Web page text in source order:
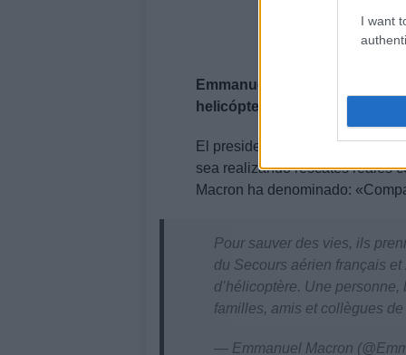
I want
Emmanuel Macron
helicóptero
El presidente francés recuerda
sea realizando rescates reales
Macron ha denominado:
Pour sauver des vies, ils
du Secours aérien français
d’hélicoptère. Une
familles, amis et collègues
— Emmanuel Macron